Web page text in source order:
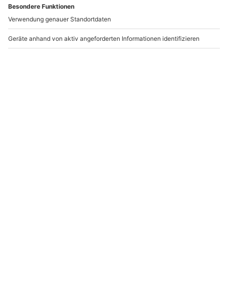
-15% CLUB DEAL
Schneeschuh-
Sonnenaufgangswanderung
Schneeschuh-
Wanderung Bad